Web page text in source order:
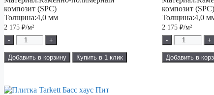
композит (SPC)
Толщина:4,0 мм
2 175 ₽/м²
-
+
Добавить в корзину Купить в 1 клик
композит (SPC)
Толщина:4,0
2 175₽/м²
-
+
Добавить в